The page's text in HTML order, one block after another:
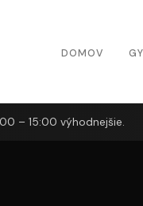
DOMOV
– 15:00 výhodnejšie.